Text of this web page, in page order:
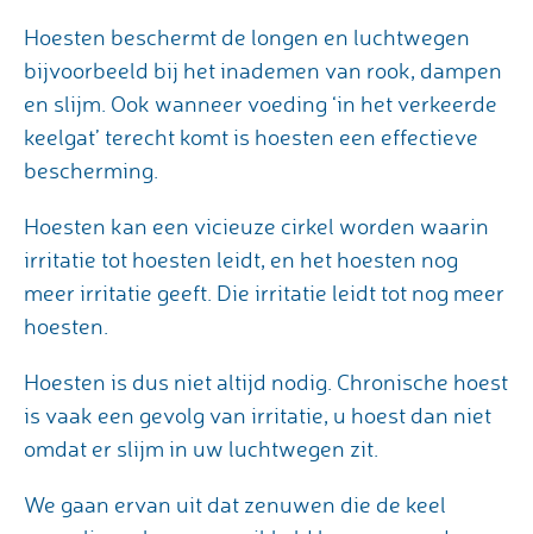
Hoesten beschermt de longen en luchtwegen
bijvoorbeeld bij het inademen van rook, dampen
en slijm. Ook wanneer voeding ‘in het verkeerde
keelgat’ terecht komt is hoesten een effectieve
bescherming.
Hoesten kan een vicieuze cirkel worden waarin
irritatie tot hoesten leidt, en het hoesten nog
meer irritatie geeft. Die irritatie leidt tot nog meer
hoesten.
Hoesten is dus niet altijd nodig. Chronische hoest
is vaak een gevolg van irritatie, u hoest dan niet
omdat er slijm in uw luchtwegen zit.
We gaan ervan uit dat zenuwen die de keel